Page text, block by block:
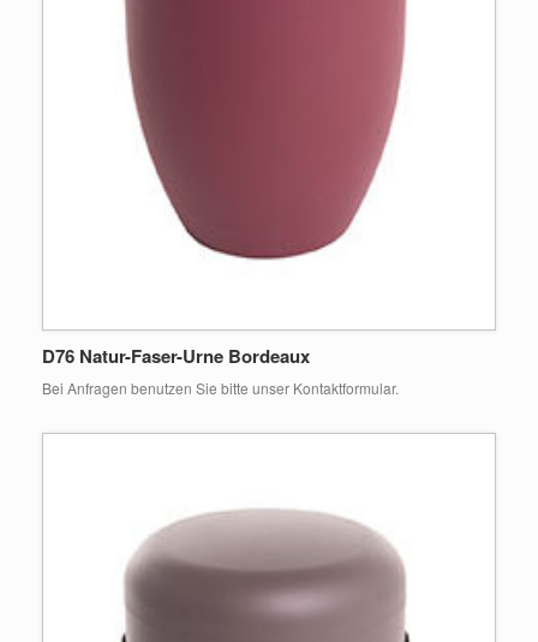
D76 Natur-Faser-Urne Bordeaux
Bei Anfragen benutzen Sie bitte unser Kontaktformular.